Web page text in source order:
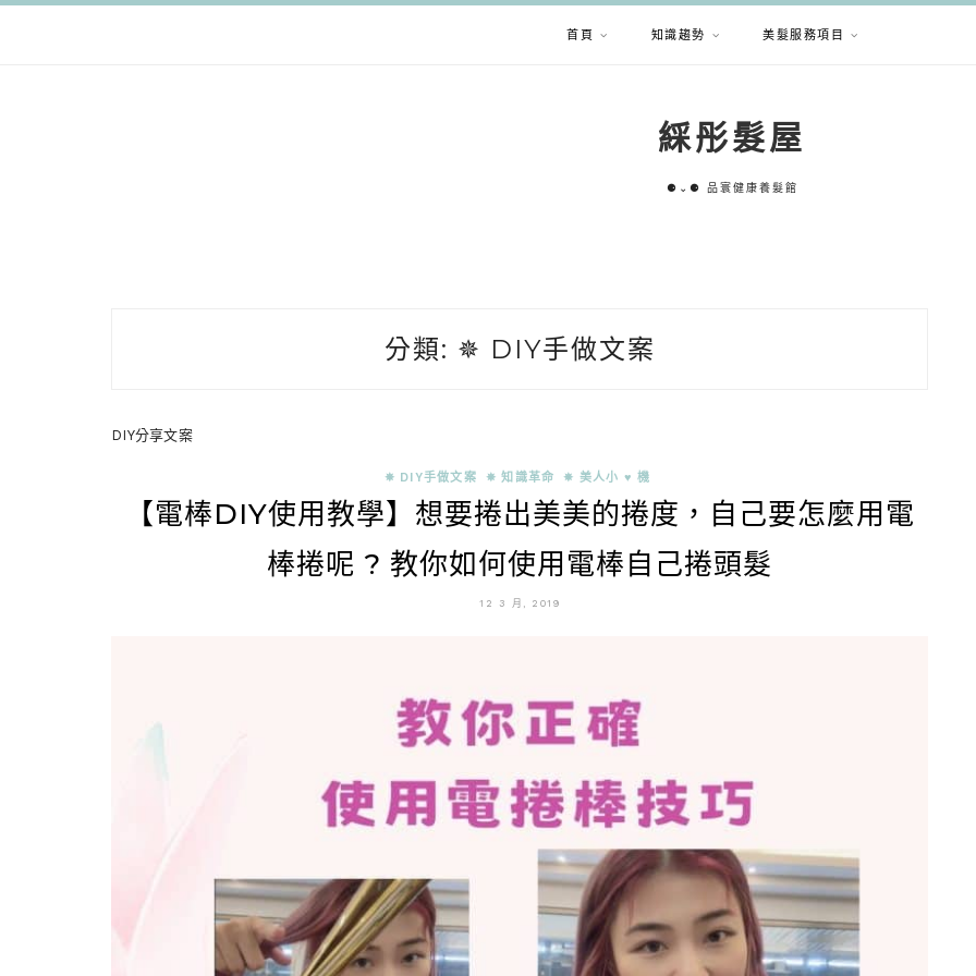
首頁 知識趨勢 美髮服務項目
綵彤髮屋
⚈⌄⚈ 品寰健康養髮館
分類: ✵ DIY手做文案
DIY分享文案
✵ DIY手做文案 ✵ 知識革命 ✵ 美人小 ♥ 機
【電棒DIY使用教學】想要捲出美美的捲度，自己要怎麼用電
棒捲呢 ? 教你如何使用電棒自己捲頭髮
12 3 月, 2019